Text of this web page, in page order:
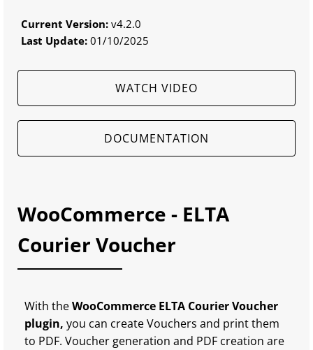
Current Version: v4.2.0
Last Update: 01/10/2025
WATCH VIDEO
DOCUMENTATION
WooCommerce - ELTA
Courier Voucher
With theWooCommerce ELTA Courier Voucher
plugin, you can create Vouchers and print them
to PDF. Voucher generation and PDF creation are